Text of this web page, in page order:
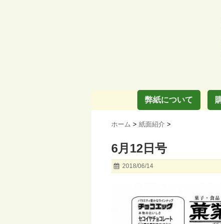
弊紙について
ホーム > 紙面紹介 >
6月12日号
2018/06/14